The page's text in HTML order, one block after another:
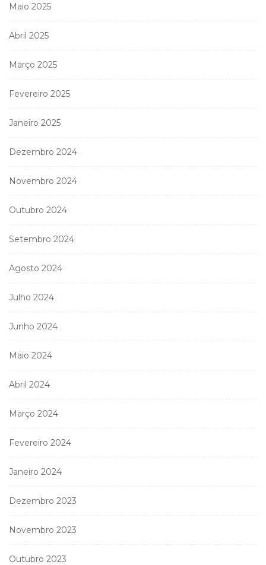
Maio 2025
Abril 2025
Março 2025
Fevereiro 2025
Janeiro 2025
Dezembro 2024
Novembro 2024
Outubro 2024
Setembro 2024
Agosto 2024
Julho 2024
Junho 2024
Maio 2024
Abril 2024
Março 2024
Fevereiro 2024
Janeiro 2024
Dezembro 2023
Novembro 2023
Outubro 2023